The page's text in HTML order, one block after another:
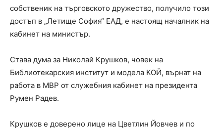
собственик на търговското дружество, получило този
достъп в „Летище София“ ЕАД, е настоящ началник на
кабинет на министър.
Става дума за Николай Крушков, човек на
Библиотекарския институт и модела КОЙ, върнат на
работа в МВР от служебния кабинет на президента
Румен Радев.
Крушков е доверено лице на Цветлин Йовчев и по